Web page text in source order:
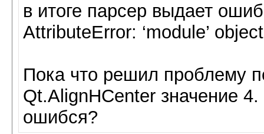
в итоге парсер выдает
AttributeError: ‘module’
Пока что решил проблему
Qt.AlignHCenter значение
ошибся?